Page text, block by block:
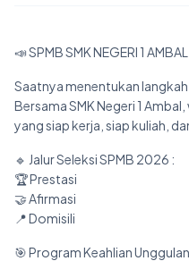
Akademik
Kesiswaan
Alumni
Bursa Kerja (BKK)
Berita
Kontak
📣 SPMB SMK NEGERI 1
Saatnya menentukan
Bersama SMK Negeri 1
yang siap kerja, siap kuliah,
🔹 Jalur Seleksi SPMB 2026 :
🏆 Prestasi
🤝 Afirmasi
📍 Domisili
🎯 Program Keahlian